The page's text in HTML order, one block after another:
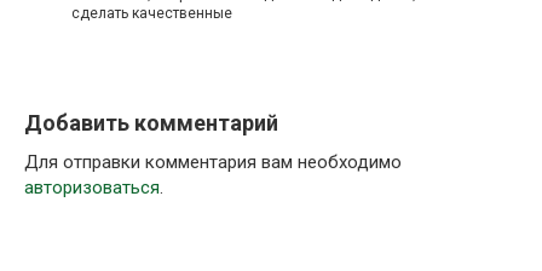
сделать качественные
Добавить комментарий
Для отправки комментария вам необходимо
авторизоваться.